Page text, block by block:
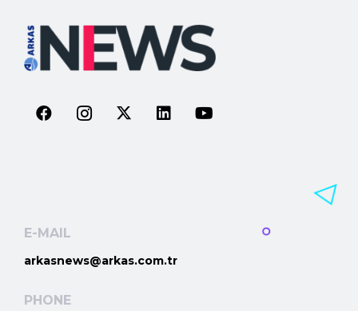
E-MAIL
arkasnews@arkas.com.tr
PHONE